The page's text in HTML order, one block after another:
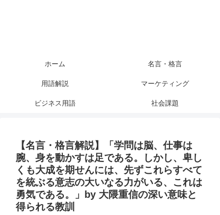
ホーム 名言・格言
用語解説 マーケティング
ビジネス用語 社会課題
【名言・格言解説】「学問は脳、仕事は
腕、身を動かすは足である。しかし、卑し
くも大成を期せんには、先ずこれらすべて
を統ぶる意志の大いなる力がいる、これは
勇気である。」by 大隈重信の深い意味と
得られる教訓